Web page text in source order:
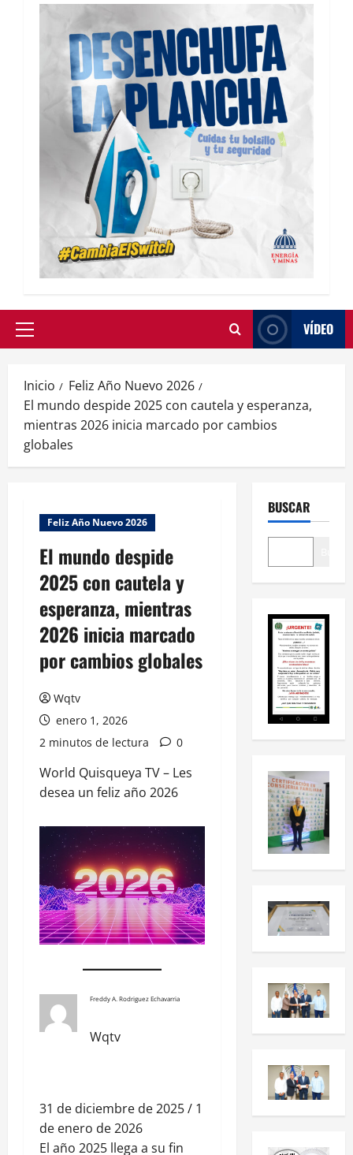
VÍDEO
Inicio
Feliz Año Nuevo 2026
El mundo despide 2025 con cautela y esperanza,
mientras 2026 inicia marcado por cambios
globales
Feliz Año Nuevo 2026
El mundo despide
2025 con cautela y
esperanza, mientras
2026 inicia marcado
por cambios globales
Wqtv
enero 1, 2026
2 minutos de lectura
0
World Quisqueya TV – Les
desea un feliz año 2026
Freddy A. Rodriguez Echavarria
Wqtv
31 de diciembre de 2025 / 1
de enero de 2026
El año 2025 llega a su fin
BUSCAR